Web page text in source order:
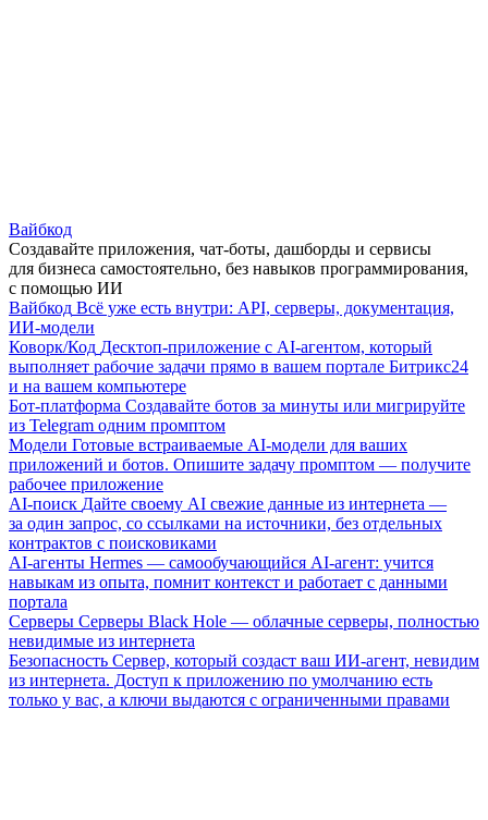
Вайбкод
Создавайте приложения, чат-боты, дашборды и сервисы
для бизнеса самостоятельно, без навыков программирования,
с помощью ИИ
Вайбкод Всё уже есть внутри: API, серверы, документация,
ИИ-модели
Коворк/Код Десктоп-приложение с AI-агентом, который
выполняет рабочие задачи прямо в вашем портале Битрикс24
и на вашем компьютере
Бот-платформа Создавайте ботов за минуты или мигрируйте
из Telegram одним промптом
Модели Готовые встраиваемые AI-модели для ваших
приложений и ботов. Опишите задачу промптом — получите
рабочее приложение
AI-поиск Дайте своему AI свежие данные из интернета —
за один запрос, со ссылками на источники, без отдельных
контрактов с поисковиками
AI-агенты Hermes — самообучающийся AI-агент: учится
навыкам из опыта, помнит контекст и работает с данными
портала
Серверы Серверы Black Hole — облачные серверы, полностью
невидимые из интернета
Безопасность Сервер, который создаст ваш ИИ-агент, невидим
из интернета. Доступ к приложению по умолчанию есть
только у вас, а ключи выдаются с ограниченными правами